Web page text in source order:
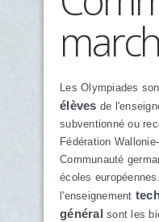
Les Olympiades
élèves de
subventionné ou
Fédération
Communauté
écoles
l'enseignement
général sont les